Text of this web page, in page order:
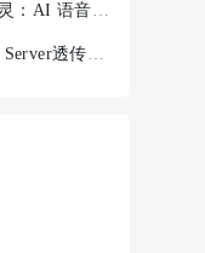
【电子DIY作品】食语精灵：AI 语音菜谱终端 + Ai-WV02-32S
Ai-M62-CBS AP模式TCP Server透传失败